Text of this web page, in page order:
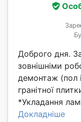
Доброго дня.
зовнішніми
демонтаж (пол
гранітної
*Укладання
Докладніше